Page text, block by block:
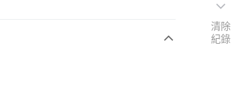
清除
紀錄